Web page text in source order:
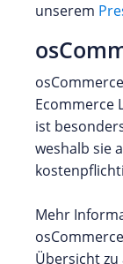
unserem
Ecommerce
ist
weshalb sie
Mehr
Übersicht